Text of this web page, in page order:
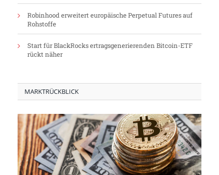
Robinhood erweitert europäische Perpetual Futures auf
Rohstoffe
Start für BlackRocks ertragsgenerierenden Bitcoin-ETF
rückt näher
MARKTRÜCKBLICK